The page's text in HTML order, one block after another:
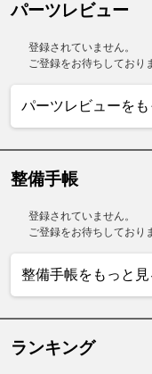
パーツレビュー
登録されていません。
ご登録をお待ちしており
パーツレビューをも
整備手帳
登録されていません。
ご登録をお待ちしており
整備手帳をもっと見
ランキング